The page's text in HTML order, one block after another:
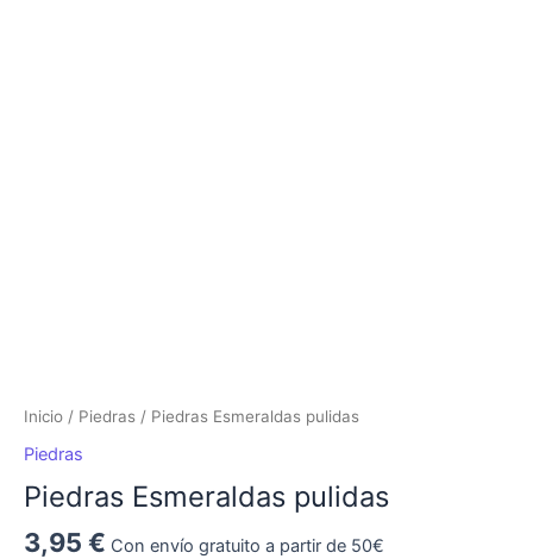
Inicio / Piedras / Piedras Esmeraldas pulidas
Piedras
Piedras Esmeraldas pulidas
3,95 € Con envío gratuito a partir de 50€